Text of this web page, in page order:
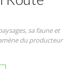
sa faune et
du producteur